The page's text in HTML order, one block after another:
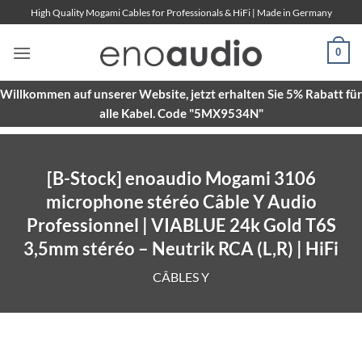
Passer
au
contenu
High Quality Mogami Cables for Professionals & HiFi | Made in Germany
0
Willkommen auf unserer Website, jetzt erhalten Sie 5% Rabatt für
alle Kabel. Code "5MX9534N"
[B-Stock] enoaudio Mogami 3106
microphone stéréo Câble Y Audio
Professionnel | VIABLUE 24k Gold T6S
3,5mm stéréo – Neutrik RCA (L,R) | HiFi
CÂBLES Y